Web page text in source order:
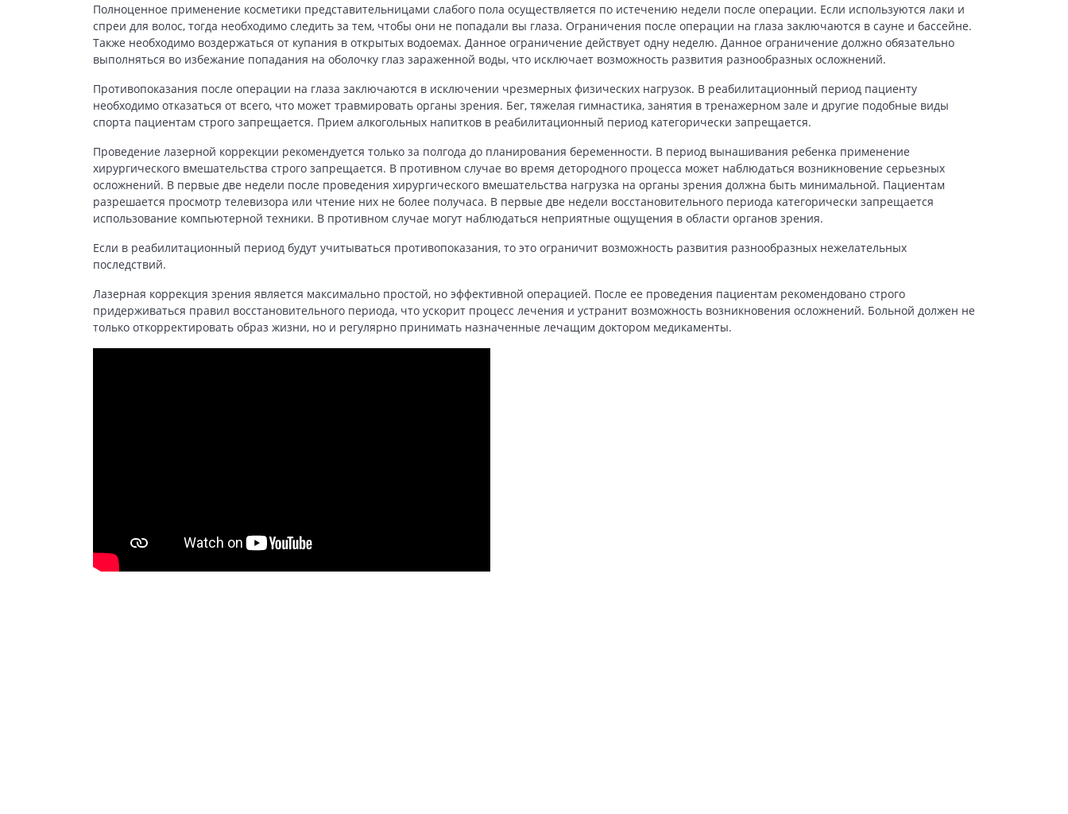
Полноценное применение косметики представительницами слабого пола осуществляется по истечению недели после операции. Если используются лаки и
спреи для волос, тогда необходимо следить за тем, чтобы они не попадали вы глаза. Ограничения после операции на глаза заключаются в сауне и бассейне.
Также необходимо воздержаться от купания в открытых водоемах. Данное ограничение действует одну неделю. Данное ограничение должно обязательно
выполняться во избежание попадания на оболочку глаз зараженной воды, что исключает возможность развития разнообразных осложнений.
Противопоказания после операции на глаза заключаются в исключении чрезмерных физических нагрузок. В реабилитационный период пациенту
необходимо отказаться от всего, что может травмировать органы зрения. Бег, тяжелая гимнастика, занятия в тренажерном зале и другие подобные виды
спорта пациентам строго запрещается. Прием алкогольных напитков в реабилитационный период категорически запрещается.
Проведение лазерной коррекции рекомендуется только за полгода до планирования беременности. В период вынашивания ребенка применение
хирургического вмешательства строго запрещается. В противном случае во время детородного процесса может наблюдаться возникновение серьезных
осложнений. В первые две недели после проведения хирургического вмешательства нагрузка на органы зрения должна быть минимальной. Пациентам
разрешается просмотр телевизора или чтение них не более получаса. В первые две недели восстановительного периода категорически запрещается
использование компьютерной техники. В противном случае могут наблюдаться неприятные ощущения в области органов зрения.
Если в реабилитационный период будут учитываться противопоказания, то это ограничит возможность развития разнообразных нежелательных
последствий.
Лазерная коррекция зрения является максимально простой, но эффективной операцией. После ее проведения пациентам рекомендовано строго
придерживаться правил восстановительного периода, что ускорит процесс лечения и устранит возможность возникновения осложнений. Больной должен не
только откорректировать образ жизни, но и регулярно принимать назначенные лечащим доктором медикаменты.